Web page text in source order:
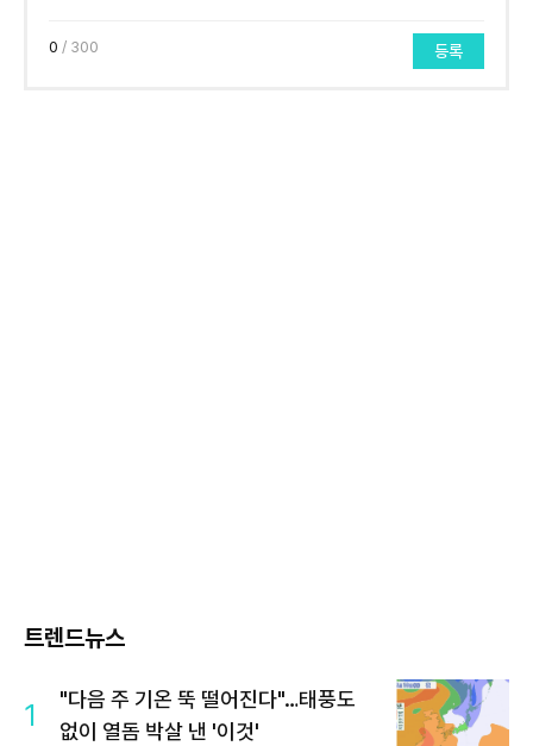
0 / 300 등록
트렌드뉴스
1
"다음 주 기온 뚝 떨어진다"…태풍도
없이 열돔 박살 낸 '이것'